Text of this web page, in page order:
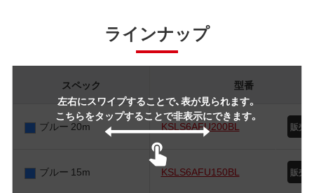
ラインナップ
左右にスワイプすることで、表が見られます。
こちらをタップすることで非表示にできます。
スペック 型番
ブルー 20m KSLS6AFU200BL
ブルー 15m KSLS6AFU150BL